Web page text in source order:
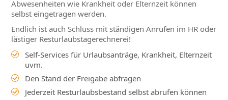
Abwesenheiten wie Krankheit oder Elternzeit können
selbst eingetragen werden.
Endlich ist auch Schluss mit ständigen Anrufen im HR oder
lästiger Resturlaubstagerechnerei!
Self-Services für Urlaubsanträge, Krankheit, Elternzeit
uvm.
Den Stand der Freigabe abfragen
Jederzeit Resturlaubsbestand selbst abrufen können